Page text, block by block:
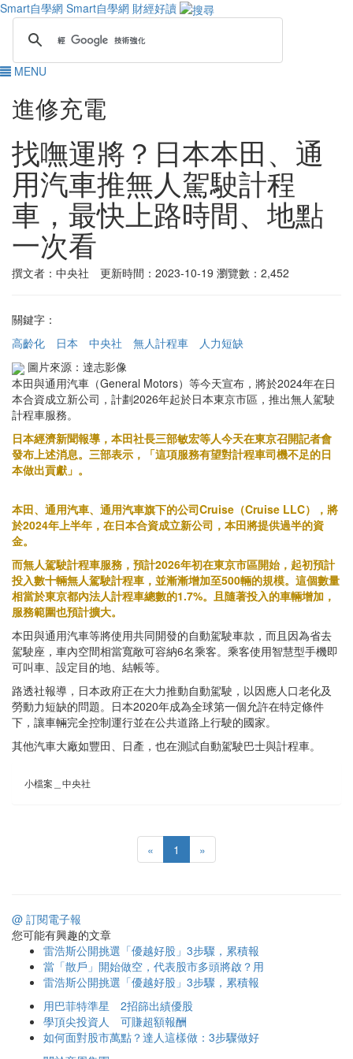
Smart自學網 Smart自學網 財經好讀
MENU
進修充電
找嘸運將？日本本田、通
用汽車推無人駕駛計程
車，最快上路時間、地點
一次看
撰文者：中央社 更新時間：2023-10-19 瀏覽數：2,452
關鍵字：
高齡化
日本 中央社 無人計程車
人力短缺
圖片來源：達志影像
本田與通用汽車（General Motors）等今天宣布，將於2024年在日
本合資成立新公司，計劃2026年起於日本東京市區，推出無人駕駛
計程車服務。
日本經濟新聞報導，本田社長三部敏宏等人今天在東京召開記者會
發布上述消息。三部表示，「這項服務有望對計程車司機不足的日
本做出貢獻」。
本田、通用汽車、通用汽車旗下的公司Cruise（Cruise LLC），將
於2024年上半年，在日本合資成立新公司，本田將提供過半的資
金。
而無人駕駛計程車服務，預計2026年初在東京市區開始，起初預計
投入數十輛無人駕駛計程車，並漸漸增加至500輛的規模。這個數量
相當於東京都內法人計程車總數的1.7%。且隨著投入的車輛增加，
服務範圍也預計擴大。
本田與通用汽車等將使用共同開發的自動駕駛車款，而且因為省去
駕駛座，車內空間相當寬敞可容納6名乘客。乘客使用智慧型手機即
可叫車、設定目的地、結帳等。
路透社報導，日本政府正在大力推動自動駕駛，以因應人口老化及
勞動力短缺的問題。日本2020年成為全球第一個允許在特定條件
下，讓車輛完全控制運行並在公共道路上行駛的國家。
其他汽車大廠如豐田、日產，也在測試自動駕駛巴士與計程車。
小檔案＿中央社
« 1 »
@ 訂閱電子報
您可能有興趣的文章
雷浩斯公開挑選「優越好股」3步驟，累積報
當「散戶」開始做空，代表股市多頭將啟？用
雷浩斯公開挑選「優越好股」3步驟，累積報
用巴菲特準星 2招篩出績優股
學頂尖投資人 可賺超額報酬
如何面對股市萬點？達人這樣做：3步驟做好